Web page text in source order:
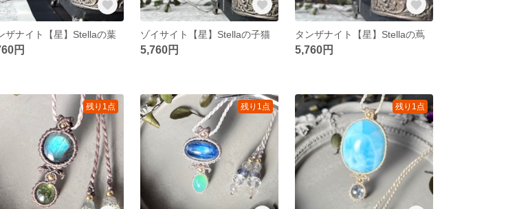
ザナイト【星】Stellaの葉
円
ゾイサイト【星】Stellaの子猫
5,760円
タンザナイト【星】Stellaの蔦
5,760円
残り1点 残り1点 残り1点